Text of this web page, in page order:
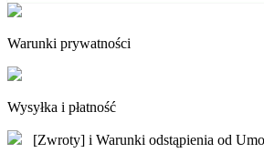
Warunki prywatności
Wysyłka i płatność
[Zwroty] i Warunki odstąpienia od